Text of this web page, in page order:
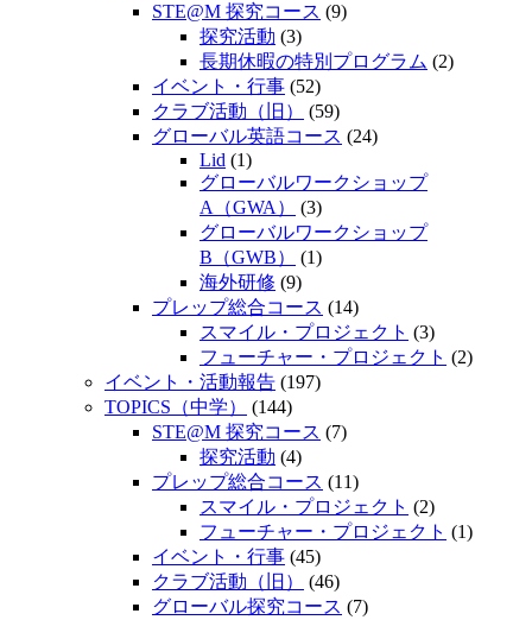
STE@M 探究コース (9)
探究活動 (3)
長期休暇の特別プログラム (2)
イベント・行事 (52)
クラブ活動（旧）
(59)
グローバル英語コース (24)
Lid (1)
グローバルワークショップ
A（GWA）
(3)
グローバルワークショップ
B（GWB）
(1)
海外研修 (9)
プレップ総合コース (14)
スマイル・プロジェクト (3)
フューチャー・プロジェクト (2)
イベント・活動報告 (197)
TOPICS（中学）
(144)
STE@M 探究コース (7)
探究活動 (4)
プレップ総合コース (11)
スマイル・プロジェクト (2)
フューチャー・プロジェクト (1)
イベント・行事 (45)
クラブ活動（旧）
(46)
グローバル探究コース (7)